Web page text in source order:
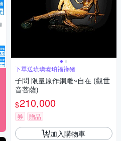
下單送琉璃琥珀福祿豬
子問 限量原作銅雕~自在 (觀世
音菩薩)
$210,000
券 贈品
加入購物車